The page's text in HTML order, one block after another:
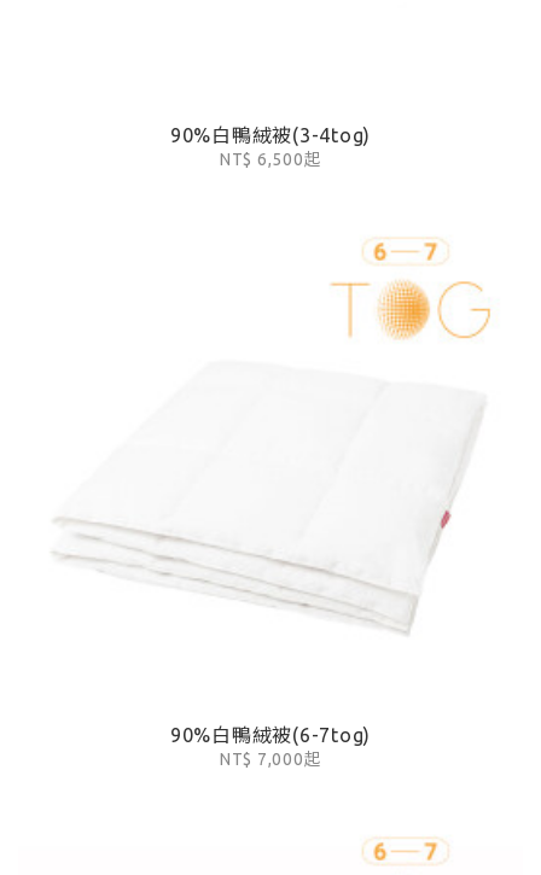
90%白鴨絨被(3-4tog)
NT$ 6,500起
90%白鴨絨被(6-7tog)
NT$ 7,000起